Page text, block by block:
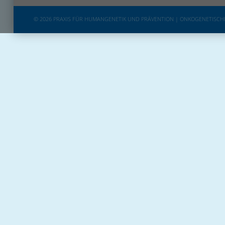
© 2026 PRAXIS FÜR HUMANGENETIK UND PRÄVENTION |